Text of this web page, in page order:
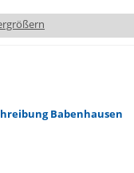
Babenhausen